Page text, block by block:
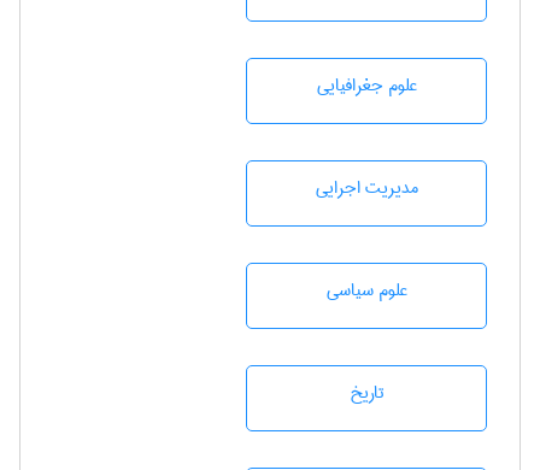
علوم جغرافيايی
مديريت اجرايی
علوم سياسی
تاريخ